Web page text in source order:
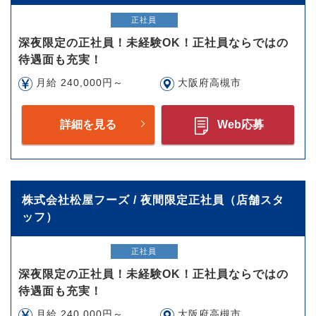
正社員
深夜限定の正社員！未経験OK！正社員ならではの
待遇面も充実！
月給 240,000円～ 大阪府高槻市
詳細を見る Web応募
株式会社松屋フーズ / 夜間限定正社員（店舗スタ
ッフ）
正社員
深夜限定の正社員！未経験OK！正社員ならではの
待遇面も充実！